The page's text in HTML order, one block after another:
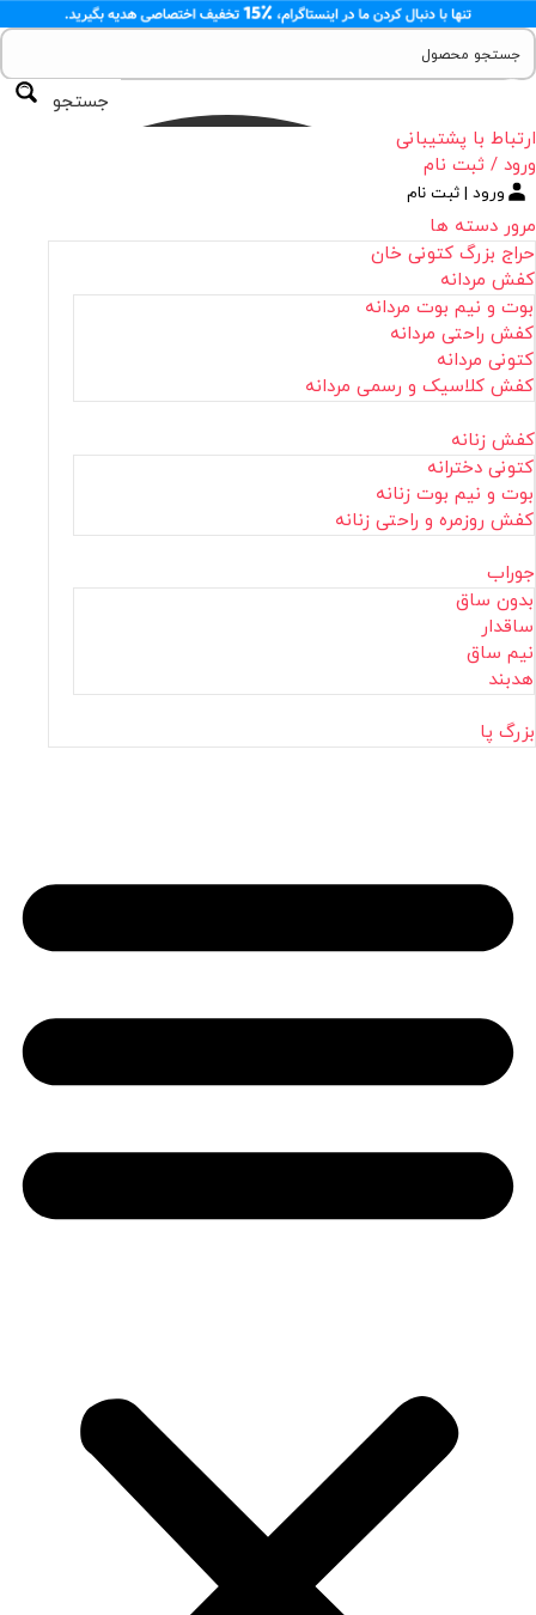
جستجو
ارتباط با پشتیبانی
ورود / ثبت نام
ورود | ثبت نام
مرور دسته ها
حراج بزرگ کتونی خان
کفش مردانه
بوت و نیم بوت مردانه
کفش راحتی مردانه
کتونی مردانه
کفش کلاسیک و رسمی مردانه
کفش زنانه
کتونی دخترانه
بوت و نیم بوت زنانه
کفش روزمره و راحتی زنانه
جوراب
بدون ساق
ساقدار
نیم ساق
هدبند
بزرگ پا